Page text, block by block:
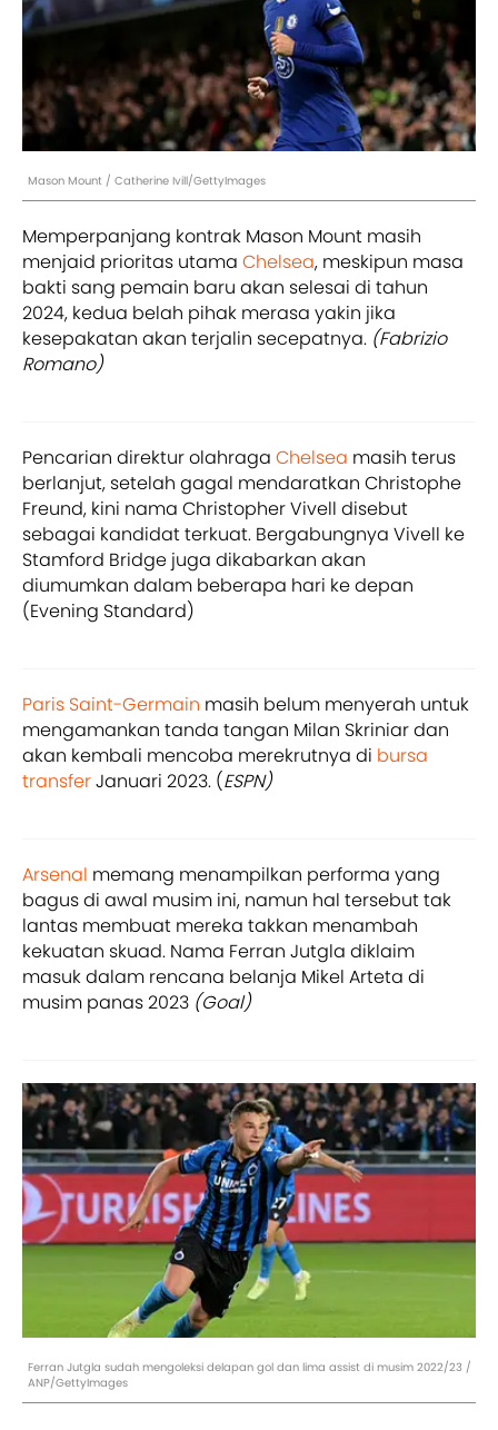
Mason Mount / Catherine Ivill/GettyImages
Memperpanjang kontrak Mason Mount masih
menjaid prioritas utama Chelsea, meskipun masa
bakti sang pemain baru akan selesai di tahun
2024, kedua belah pihak merasa yakin jika
kesepakatan akan terjalin secepatnya. (Fabrizio
Romano)
Pencarian direktur olahraga Chelsea masih terus
berlanjut, setelah gagal mendaratkan Christophe
Freund, kini nama Christopher Vivell disebut
sebagai kandidat terkuat. Bergabungnya Vivell ke
Stamford Bridge juga dikabarkan akan
diumumkan dalam beberapa hari ke depan
(Evening Standard)
Paris Saint-Germain masih belum menyerah untuk
mengamankan tanda tangan Milan Skriniar dan
akan kembali mencoba merekrutnya di bursa
transferJanuari 2023. (ESPN)
Arsenal memang menampilkan performa yang
bagus di awal musim ini, namun hal tersebut tak
lantas membuat mereka takkan menambah
kekuatan skuad. Nama Ferran Jutgla diklaim
masuk dalam rencana belanja Mikel Arteta di
musim panas 2023 (Goal)
Ferran Jutgla sudah mengoleksi delapan gol dan lima assist di musim 2022/23 /
ANP/GettyImages